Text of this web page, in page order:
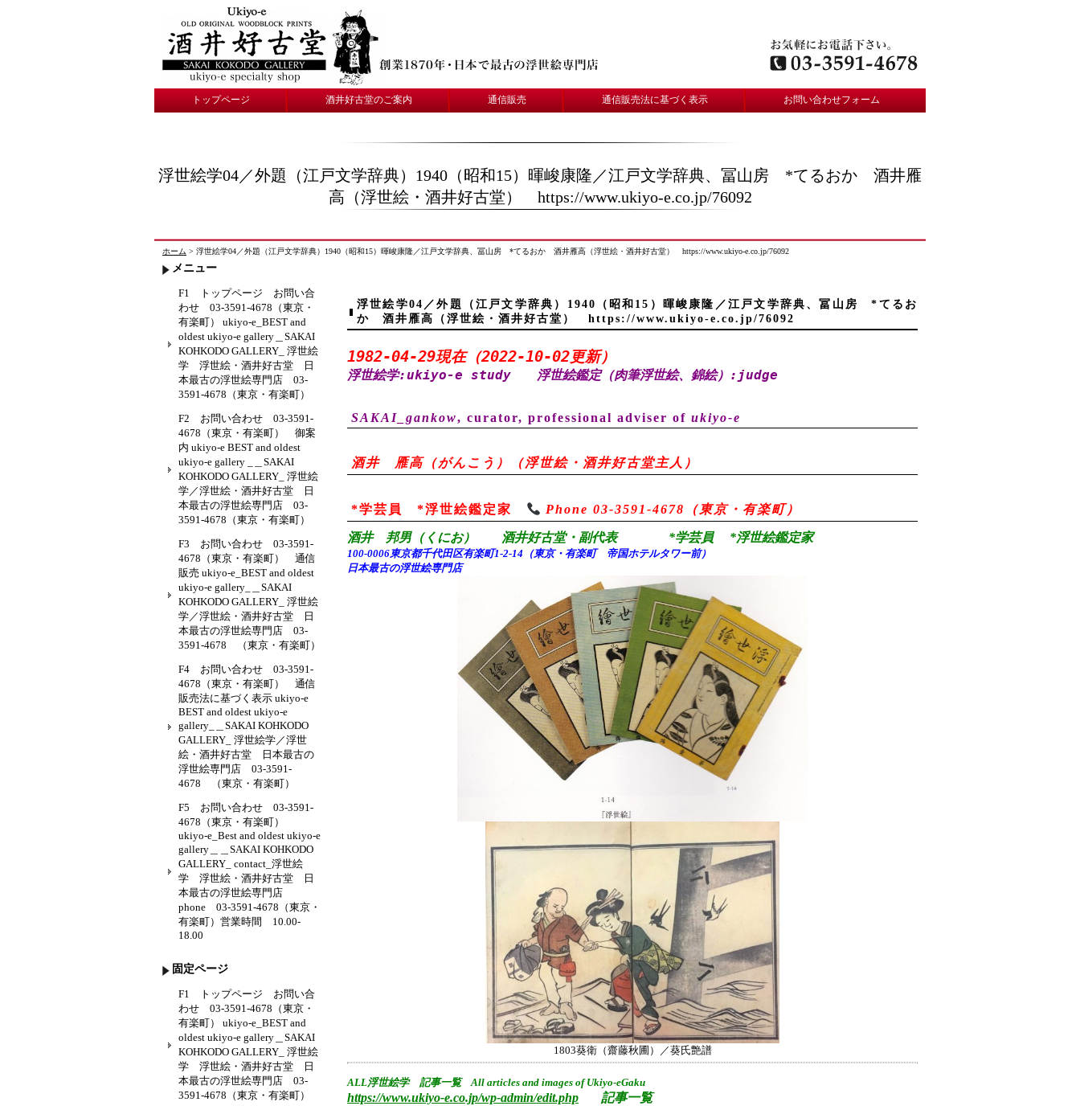
トップページ 酒井好古堂のご案内 通信販売 通信販売法に基づく表示 お問い合わせフォーム
浮世絵学04／外題（江戸文学辞典）1940（昭和15）暉峻康隆／江戸文学辞典、冨山房 *てるおか 酒井雁
高（浮世絵・酒井好古堂） https://www.ukiyo-e.co.jp/76092
ホーム > 浮世絵学04／外題（江戸文学辞典）1940（昭和15）暉峻康隆／江戸文学辞典、冨山房 *てるおか 酒井雁高（浮世絵・酒井好古堂） https://www.ukiyo-e.co.jp/76092
浮世絵学04／外題（江戸文学辞典）1940（昭和15）暉峻康隆／江戸文学辞典、冨山房 *てるお
か 酒井雁高（浮世絵・酒井好古堂） https://www.ukiyo-e.co.jp/76092
1982-04-29現在（2022-10-02更新）
浮世絵学:ukiyo-e study 浮世絵鑑定（肉筆浮世絵、錦絵） :judge
SAKAI_gankow, curator, professional adviser of ukiyo-e
酒井 雁高（がんこう）（浮世絵・酒井好古堂主人）
*学芸員 *浮世絵鑑定家 Phone 03-3591-4678（東京・有楽町）
酒井 邦男（くにお） 酒井好古堂・副代表 *学芸員 *浮世絵鑑定家
100-0006東京都千代田区有楽町1-2-14（東京・有楽町 帝国ホテルタワー前）
日本最古の浮世絵専門店
1803葵衛（齋藤秋圃）／葵氏艶譜
ALL浮世絵学 記事一覧 All articles and images of Ukiyo-eGaku
https://www.ukiyo-e.co.jp/wp-admin/edit.php 記事一覧
メニュー
F1 トップページ お問い合
わせ 03-3591-4678（東京・
有楽町） ukiyo-e_BEST and
oldest ukiyo-e gallery＿SAKAI
KOHKODO GALLERY_ 浮世絵
学 浮世絵・酒井好古堂 日
本最古の浮世絵専門店 03-
3591-4678（東京・有楽町）
F2 お問い合わせ 03-3591-
4678（東京・有楽町） 御案
内 ukiyo-e BEST and oldest
ukiyo-e gallery _＿SAKAI
KOHKODO GALLERY_ 浮世絵
学／浮世絵・酒井好古堂 日
本最古の浮世絵専門店 03-
3591-4678（東京・有楽町）
F3 お問い合わせ 03-3591-
4678（東京・有楽町） 通信
販売 ukiyo-e_BEST and oldest
ukiyo-e gallery_＿SAKAI
KOHKODO GALLERY_ 浮世絵
学／浮世絵・酒井好古堂 日
本最古の浮世絵専門店 03-
3591-4678 （東京・有楽町）
F4 お問い合わせ 03-3591-
4678（東京・有楽町） 通信
販売法に基づく表示 ukiyo-e
BEST and oldest ukiyo-e
gallery_＿SAKAI KOHKODO
GALLERY_ 浮世絵学／浮世
絵・酒井好古堂 日本最古の
浮世絵専門店 03-3591-
4678 （東京・有楽町）
F5 お問い合わせ 03-3591-
4678（東京・有楽町）
ukiyo-e_Best and oldest ukiyo-e
gallery＿＿SAKAI KOHKODO
GALLERY_ contact_浮世絵
学 浮世絵・酒井好古堂 日
本最古の浮世絵専門店
phone 03-3591-4678（東京・
有楽町）営業時間 10.00-
18.00
固定ページ
F1 トップページ お問い合
わせ 03-3591-4678（東京・
有楽町） ukiyo-e_BEST and
oldest ukiyo-e gallery＿SAKAI
KOHKODO GALLERY_ 浮世絵
学 浮世絵・酒井好古堂 日
本最古の浮世絵専門店 03-
3591-4678（東京・有楽町）